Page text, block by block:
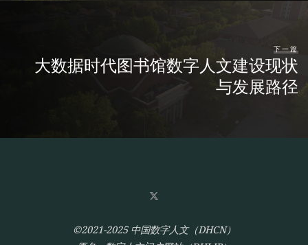
下一篇
大数据时代图书馆数字人文建设现状
与发展路径
©2021-2025 中国数字人文（DHCN）